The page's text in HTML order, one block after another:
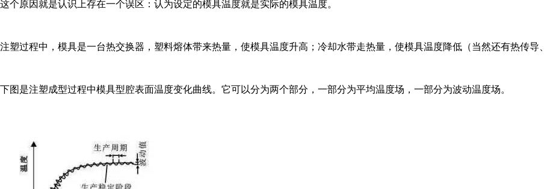
这个原因就是认识上存在一个误区：认为设定的模具温度就是实际的模具温度。
注塑过程中，模具是一台热交换器，塑料熔体带来热量，使模具温度升高；冷却水带走热量，使模具温度降低（当然还有热传导
下图是注塑成型过程中模具型腔表面温度变化曲线。它可以分为两个部分，一部分为平均温度场，一部分为波动温度场。